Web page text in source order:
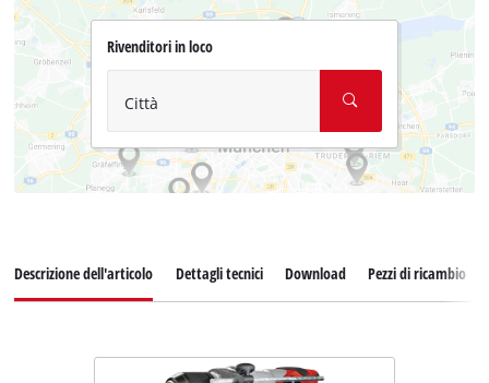
Rivenditori in loco
Città
Descrizione dell'articolo Dettagli tecnici Download Pezzi di ricambio